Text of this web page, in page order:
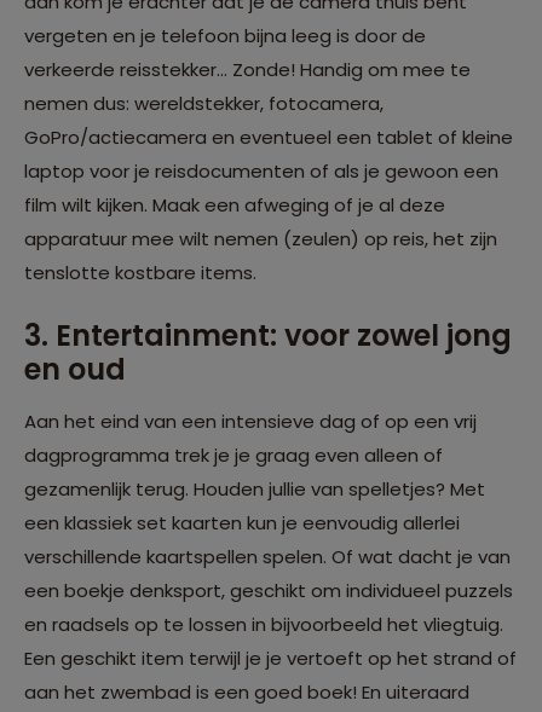
vergeten en je telefoon bijna leeg is door de
verkeerde reisstekker… Zonde! Handig om mee te
nemen dus: wereldstekker, fotocamera,
GoPro/actiecamera en eventueel een tablet of kleine
laptop voor je reisdocumenten of als je gewoon een
film wilt kijken. Maak een afweging of je al deze
apparatuur mee wilt nemen (zeulen) op reis, het zijn
tenslotte kostbare items.
3. Entertainment: voor zowel jong
en oud
Aan het eind van een intensieve dag of op een vrij
dagprogramma trek je je graag even alleen of
gezamenlijk terug. Houden jullie van spelletjes? Met
een klassiek set kaarten kun je eenvoudig allerlei
verschillende kaartspellen spelen. Of wat dacht je van
een boekje denksport, geschikt om individueel puzzels
en raadsels op te lossen in bijvoorbeeld het vliegtuig.
Een geschikt item terwijl je je vertoeft op het strand of
aan het zwembad is een goed boek! En uiteraard